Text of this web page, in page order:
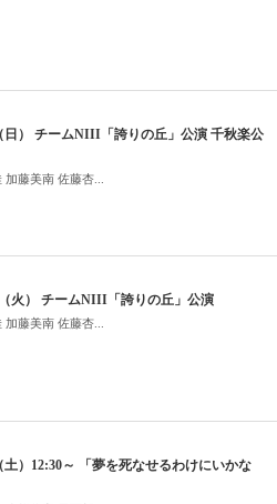
日） チームNIII「誇りの丘」公演 千秋楽公
藤美南 佐藤杏...
火） チームNIII「誇りの丘」公演
藤美南 佐藤杏...
土）12:30～ 「夢を死なせるわけにいかな